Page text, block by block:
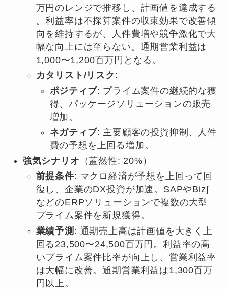
万円のレンジで推移し、計画値を達成する
。利益率は不採算案件の収束効果で改善傾
向を維持するが、人件費増や競争激化で大
幅な向上には至らない。通期営業利益は
1,000〜1,200百万円となる。
カタリスト/リスク :
ポジティブ: プライム案件の継続的な獲
得、パッケージソリューションの販売
増加。
ネガティブ: 主要顧客の投資抑制、人件
費の予想を上回る増加。
強気シナリオ （蓋然性: 20%）
前提条件: マクロ経済が予想を上回って回
復し、企業のDX投資が加速。SAPやBiz∫
などのERPソリューションで複数の大型
プライム案件を新規獲得。
業績予測 : 通期売上高は計画値を大きく上
回る23,500〜24,500百万円。利益率の高
いプライム案件比率が向上し、営業利益率
は大幅に改善。通期営業利益は1,300百万
円以上。